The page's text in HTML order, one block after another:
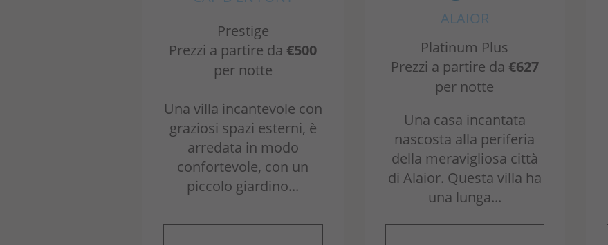
Prestige
Prezzi a partire da €500
per notte
Una villa incantevole con
graziosi spazi esterni, è
arredata in modo
confortevole, con un
piccolo giardino...
ALAIOR
Platinum Plus
Prezzi a partire da €627
per notte
Una casa incantata
nascosta alla periferia
della meravigliosa città
di Alaior. Questa villa ha
una lunga...